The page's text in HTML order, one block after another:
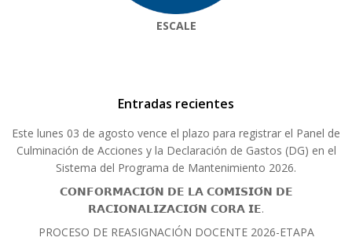
ESCALE
Entradas recientes
Este lunes 03 de agosto vence el plazo para registrar el Panel de
Culminación de Acciones y la Declaración de Gastos (DG) en el
Sistema del Programa de Mantenimiento 2026.
𝗖𝗢𝗡𝗙𝗢𝗥𝗠𝗔𝗖𝗜𝗢́𝗡 𝗗𝗘 𝗟𝗔 𝗖𝗢𝗠𝗜𝗦𝗜𝗢́𝗡 𝗗𝗘
𝗥𝗔𝗖𝗜𝗢𝗡𝗔𝗟𝗜𝗭𝗔𝗖𝗜𝗢́𝗡 𝗖𝗢𝗥𝗔 𝗜𝗘.
PROCESO DE REASIGNACIÓN DOCENTE 2026-ETAPA